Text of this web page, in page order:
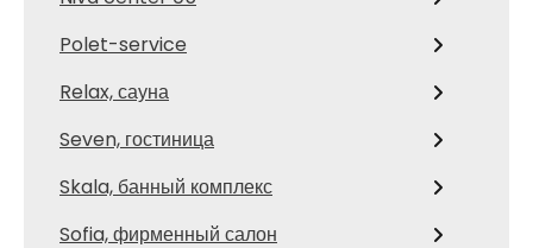
Polet-service
Relax, сауна
Seven, гостиница
Skala, банный комплекс
Sofia, фирменный салон